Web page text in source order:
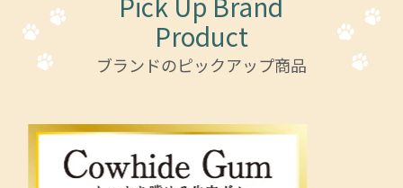
Product
ブランドのピックアップ商品